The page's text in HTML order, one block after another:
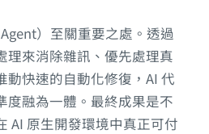
）至關重要之處。透過
理來消除雜訊、優先處理真
動快速的自動化修復，AI 代
度融為一體。最終成果是不
AI 原生開發環境中真正可付